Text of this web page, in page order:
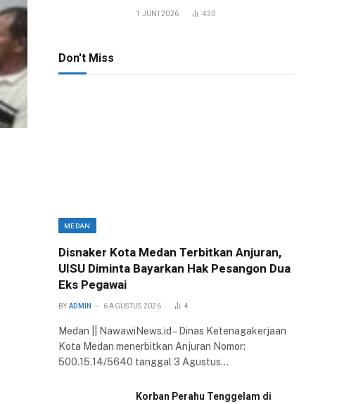
1 JUNI 2026 430
Don't Miss
MEDAN
Disnaker Kota Medan Terbitkan Anjuran,
UISU Diminta Bayarkan Hak Pesangon Dua
Eks Pegawai
BY ADMIN 6 AGUSTUS 2026 4
Medan || NawawiNews.id – Dinas Ketenagakerjaan
Kota Medan menerbitkan Anjuran Nomor:
500.15.14/5640 tanggal 3 Agustus…
Korban Perahu Tenggelam di